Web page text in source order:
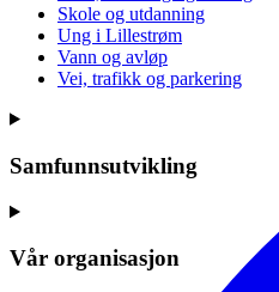
Skole og utdanning
Ung i Lillestrøm
Vann og avløp
Vei, trafikk og parkering
Samfunnsutvikling
Vår organisasjon